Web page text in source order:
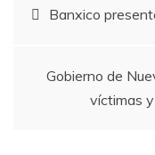
Navegación
entradas
Banxico
Gobierno de
víctimas